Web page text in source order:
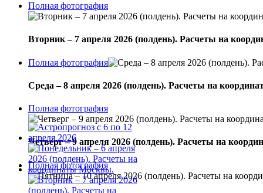
Полная фотография
Вторник – 7 апреля 2026 (полдень). Расчеты на
Полная фотография
Среда – 8 апреля 2026 (полдень). Расчеты на
Полная фотография
Четверг – 9 апреля 2026 (полдень). Расчеты на
Полная фотография